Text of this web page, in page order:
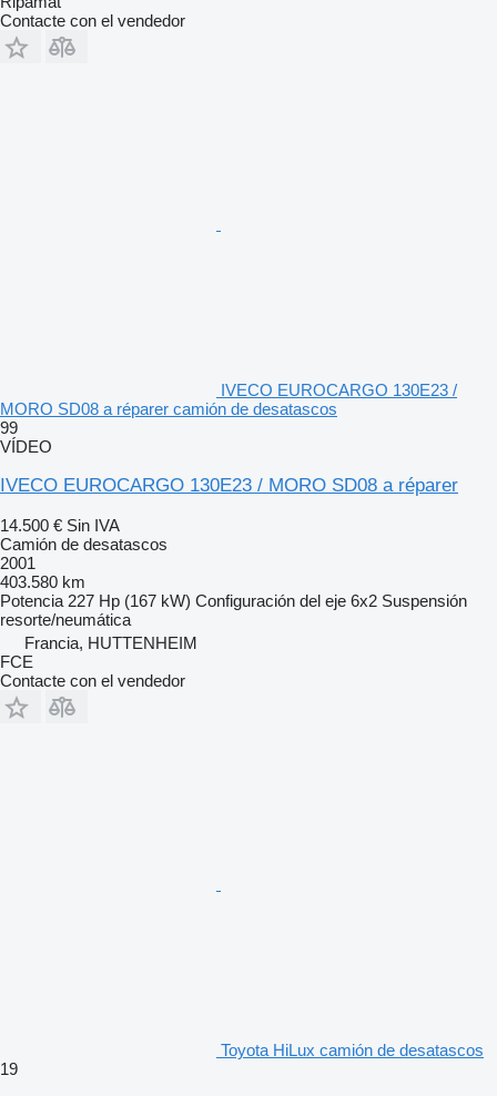
Contacte con el vendedor
IVECO EUROCARGO 130E23 /
MORO SD08 a réparer camión de desatascos
99
VÍDEO
IVECO EUROCARGO 130E23 / MORO SD08 a réparer
14.500 € Sin IVA
Camión de desatascos
2001
403.580 km
Potencia 227 Hp (167 kW) Configuración del eje 6x2 Suspensión
resorte/neumática
Francia, HUTTENHEIM
FCE
Contacte con el vendedor
Toyota HiLux camión de desatascos
19